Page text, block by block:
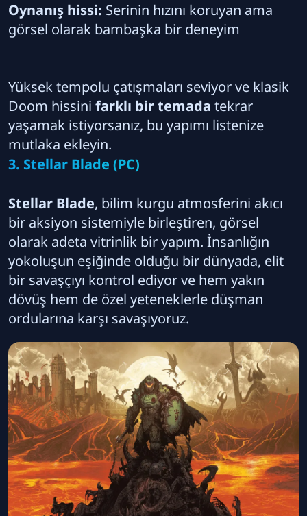
Oynanış hissi: Serinin hızını koruyan ama
görsel olarak bambaşka bir deneyim
Yüksek tempolu çatışmaları seviyor ve klasik
Doom hissini farklı bir temada tekrar
yaşamak istiyorsanız, bu yapımı listenize
mutlaka ekleyin.
3. Stellar Blade (PC)
Stellar Blade, bilim kurgu atmosferini akıcı
bir aksiyon sistemiyle birleştiren, görsel
olarak adeta vitrinlik bir yapım. İnsanlığın
yokoluşun eşiğinde olduğu bir dünyada, elit
bir savaşçıyı kontrol ediyor ve hem yakın
dövüş hem de özel yeteneklerle düşman
ordularına karşı savaşıyoruz.